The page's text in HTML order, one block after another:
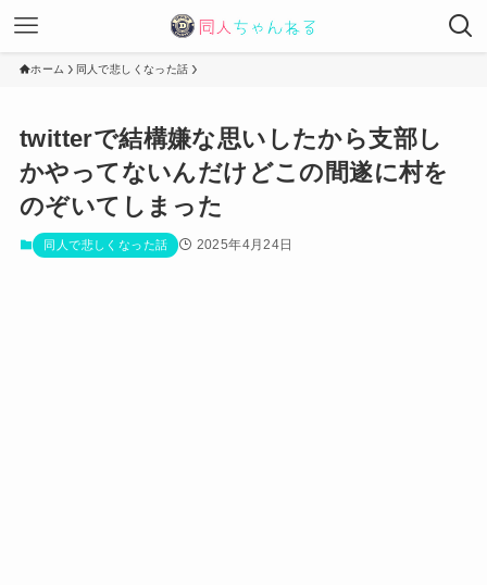
ホーム 同人で悲しくなった話
twitterで結構嫌な思いしたから支部し
かやってないんだけどこの間遂に村を
のぞいてしまった
同人で悲しくなった話 2025年4月24日